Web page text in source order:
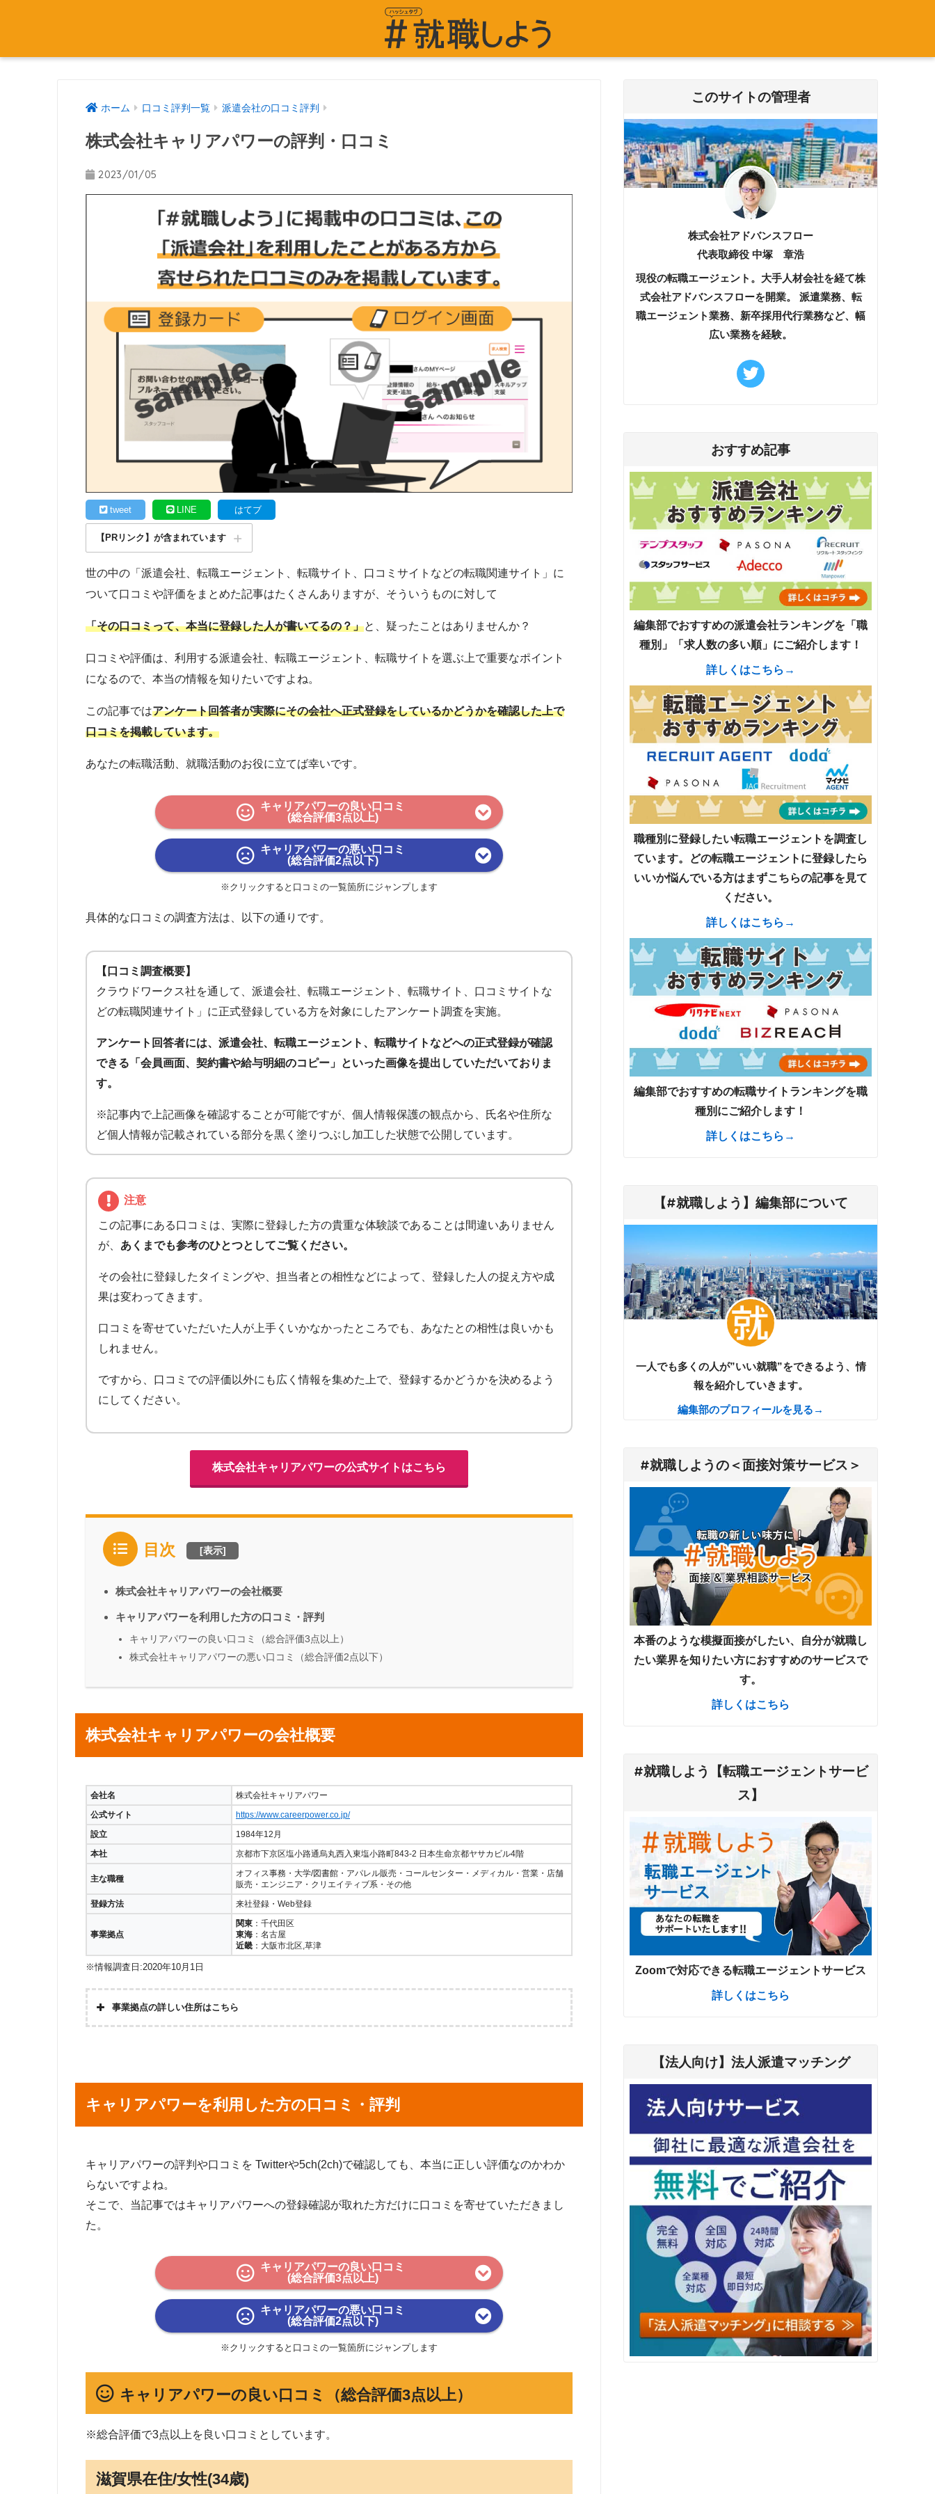
ホーム 口コミ評判一覧 派遣会社の口コミ評判
株式会社キャリアパワーの評判・口コミ
2023/01/05
tweet LINE はてブ
【PRリンク】が含まれています
世の中の「派遣会社、転職エージェント、転職サイト、口コミサイトなどの転職関連サイト」に
ついて口コミや評価をまとめた記事はたくさんありますが、そういうものに対して
「その口コミって、本当に登録した人が書いてるの？」と、疑ったことはありませんか？
口コミや評価は、利用する派遣会社、転職エージェント、転職サイトを選ぶ上で重要なポイント
になるので、本当の情報を知りたいですよね。
この記事ではアンケート回答者が実際にその会社へ正式登録をしているかどうかを確認した上で
口コミを掲載しています。
あなたの転職活動、就職活動のお役に立てば幸いです。
キャリアパワーの良い口コミ
(総合評価3点以上)
キャリアパワーの悪い口コミ
(総合評価2点以下)
※クリックすると口コミの一覧箇所にジャンプします
具体的な口コミの調査方法は、以下の通りです。
【口コミ調査概要】
クラウドワークス社を通して、派遣会社、転職エージェント、転職サイト、口コミサイトな
どの転職関連サイト」に正式登録している方を対象にしたアンケート調査を実施。
アンケート回答者には、派遣会社、転職エージェント、転職サイトなどへの正式登録が確認
できる「会員画面、契約書や給与明細のコピー」といった画像を提出していただいておりま
す。
※記事内で上記画像を確認することが可能ですが、個人情報保護の観点から、氏名や住所な
ど個人情報が記載されている部分を黒く塗りつぶし加工した状態で公開しています。
注意
この記事にある口コミは、実際に登録した方の貴重な体験談であることは間違いありません
が、 あくまでも参考のひとつとしてご覧ください。
その会社に登録したタイミングや、担当者との相性などによって、登録した人の捉え方や成
果は変わってきます。
口コミを寄せていただいた人が上手くいかなかったところでも、あなたとの相性は良いかも
しれません。
ですから、口コミでの評価以外にも広く情報を集めた上で、登録するかどうかを決めるよう
にしてください。
株式会社キャリアパワーの公式サイトはこちら
目次 [表示]
株式会社キャリアパワーの会社概要
キャリアパワーを利用した方の口コミ・評判
キャリアパワーの良い口コミ（総合評価3点以上）
株式会社キャリアパワーの悪い口コミ（総合評価2点以下）
株式会社キャリアパワーの会社概要
会社名
株式会社キャリアパワー
公式サイト
https://www.careerpower.co.jp/
設立
1984年12月
本社
京都市下京区塩小路通烏丸西入東塩小路町843-2 日本生命京都ヤサカビル4階
主な職種
オフィス事務・大学/図書館・アパレル販売・コールセンター・メディカル・営業・店舗
販売・エンジニア・クリエイティブ系・その他
登録方法
来社登録・Web登録
事業拠点
関東 ：千代田区
東海 ：名古屋
近畿 ：大阪市北区,草津
※情報調査日:2020年10月1日
事業拠点の詳しい住所はこちら
大手町支社
東京都千代田区大手町1-7-2 東京サンケイビル15F
キャリアパワーを利用した方の口コミ・評判
キャリアパワーの評判や口コミを Twitterや5ch(2ch)で確認しても、本当に正しい評価なのかわか
らないですよね。
そこで、当記事ではキャリアパワーへの登録確認が取れた方だけに口コミを寄せていただきまし
た。
キャリアパワーの良い口コミ
(総合評価3点以上)
キャリアパワーの悪い口コミ
(総合評価2点以下)
※クリックすると口コミの一覧箇所にジャンプします
キャリアパワーの良い口コミ（総合評価3点以上）
※総合評価で3点以上を良い口コミとしています。
滋賀県在住/女性(34歳)
このサイトの管理者
株式会社アドバンスフロー
代表取締役 中塚 章浩
現役の転職エージェント。大手人材会社を経て株
式会社アドバンスフローを開業。 派遣業務、転
職エージェント業務、新卒採用代行業務など、幅
広い業務を経験。
おすすめ記事
編集部でおすすめの派遣会社ランキングを「職
種別」「求人数の多い順」にご紹介します！
詳しくはこちら→
職種別に登録したい転職エージェントを調査し
ています。どの転職エージェントに登録したら
いいか悩んでいる方はまずこちらの記事を見て
ください。
詳しくはこちら→
編集部でおすすめの転職サイトランキングを職
種別にご紹介します！
詳しくはこちら→
【#就職しよう】編集部について
一人でも多くの人が”いい就職”をできるよう、情
報を紹介していきます。
編集部のプロフィールを見る→
#就職しようの＜面接対策サービス＞
本番のような模擬面接がしたい、自分が就職し
たい業界を知りたい方におすすめのサービスで
す。
詳しくはこちら
#就職しよう【転職エージェントサービ
ス】
Zoomで対応できる転職エージェントサービス
詳しくはこちら
【法人向け】法人派遣マッチング